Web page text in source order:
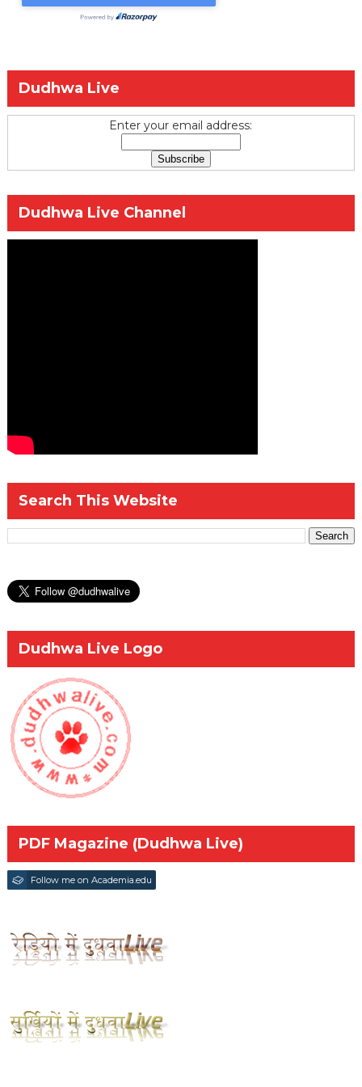
Dudhwa Live
Enter your email address:
Dudhwa Live Channel
Search This Website
Dudhwa Live Logo
PDF Magazine (Dudhwa Live)
Follow me on Academia.edu